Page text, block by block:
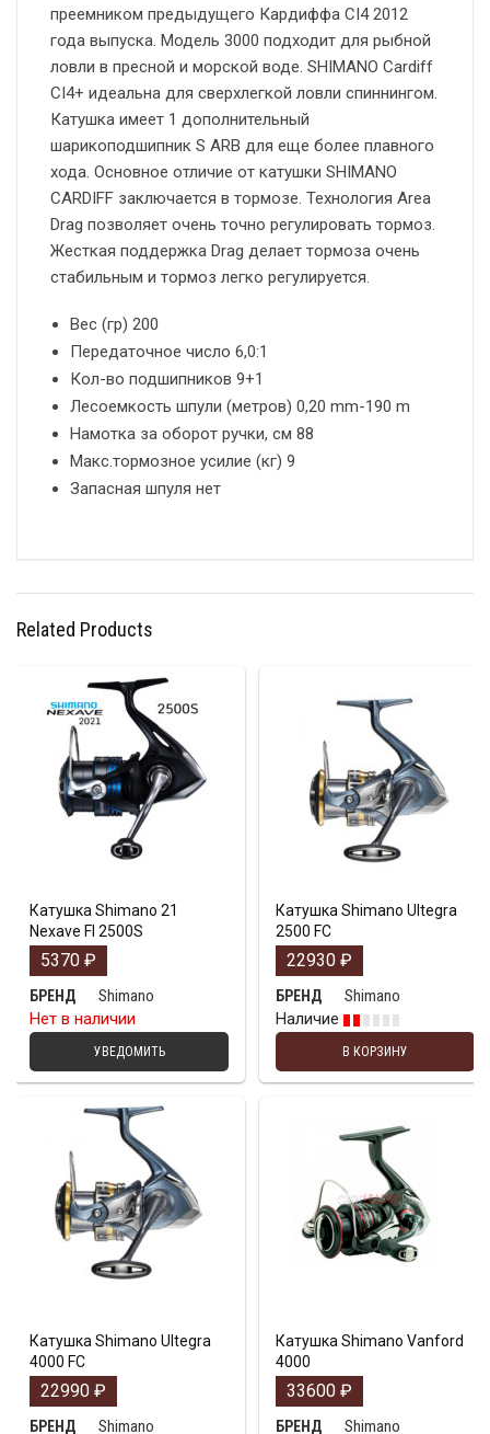
преемником предыдущего Кардиффа CI4 2012
года выпуска. Модель 3000 подходит для рыбной
ловли в пресной и морской воде. SHIMANO Cardiff
CI4+ идеальна для сверхлегкой ловли спиннингом.
Катушка имеет 1 дополнительный
шарикоподшипник S ARB для еще более плавного
хода. Основное отличие от катушки SHIMANO
CARDIFF заключается в тормозе. Технология Area
Drag позволяет очень точно регулировать тормоз.
Жесткая поддержка Drag делает тормоза очень
стабильным и тормоз легко регулируется.
Вес (гр) 200
Передаточное число 6,0:1
Кол-во подшипников 9+1
Лесоемкость шпули (метров) 0,20 mm-190 m
Намотка за оборот ручки, см 88
Макс.тормозное усилие (кг) 9
Запасная шпуля нет
Related Products
Катушка Shimano 21
Nexave FI 2500S
5370 ₽
БРЕНД
Shimano
Нет в наличии
УВЕДОМИТЬ
Катушка Shimano Ultegra
2500 FC
22930 ₽
БРЕНД
Shimano
Наличие
В КОРЗИНУ
Катушка Shimano Ultegra
4000 FC
22990 ₽
БРЕНД Shimano
Катушка Shimano Vanford
4000
33600 ₽
БРЕНД Shimano